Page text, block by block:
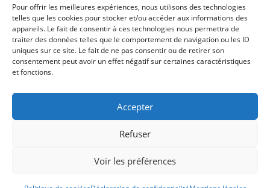
Pour offrir les meilleures expériences, nous utilisons des technologies
telles que les cookies pour stocker et/ou accéder aux informations des
appareils. Le fait de consentir à ces technologies nous permettra de
traiter des données telles que le comportement de navigation ou les ID
uniques sur ce site. Le fait de ne pas consentir ou de retirer son
consentement peut avoir un effet négatif sur certaines caractéristiques
et fonctions.
Accepter
Refuser
Voir les préférences
A PROPOS
CONTACT
PROFESSIONNELS